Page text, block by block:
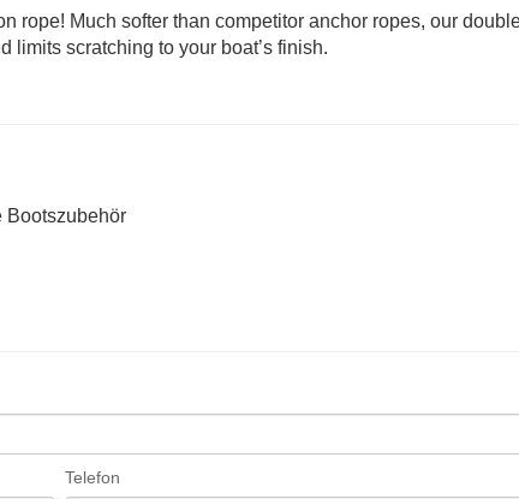
rope! Much softer than competitor anchor ropes, our
limits scratching to your boat’s finish.
Bootszubehör
Telefon